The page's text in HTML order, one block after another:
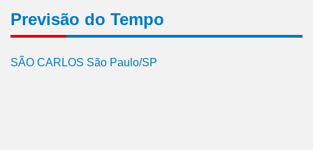
Previsão do Tempo
SÃO CARLOS São Paulo/SP